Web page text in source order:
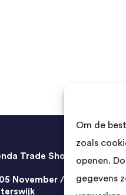
Om de
zoals
openen.
gegevens
Trade Shows
November / SVG FAIR